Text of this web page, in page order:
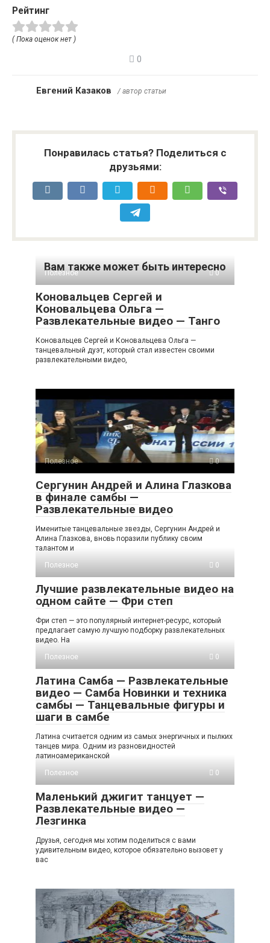
Рейтинг
( Пока оценок нет )
0
Евгений Казаков / автор статьи
Понравилась статья? Поделиться с
друзьями:
Вам также может быть интересно
Полезное 0
Коновальцев Сергей и
Коновальцева Ольга —
Развлекательные видео — Танго
Коновальцев Сергей и Коновальцева Ольга —
танцевальный дуэт, который стал известен своими
развлекательными видео,
Полезное 0
Сергунин Андрей и Алина Глазкова
в финале самбы —
Развлекательные видео
Именитые танцевальные звезды, Сергунин Андрей и
Алина Глазкова, вновь поразили публику своим
талантом и
Полезное
0
Лучшие развлекательные видео на
одном сайте — Фри степ
Фри степ — это популярный интернет-ресурс, который
предлагает самую лучшую подборку развлекательных
видео. На
Полезное
0
Латина Самба — Развлекательные
видео — Самба Новинки и техника
самбы — Танцевальные фигуры и
шаги в самбе
Латина считается одним из самых энергичных и пылких
танцев мира. Одним из разновидностей
латиноамериканской
Полезное
0
Маленький джигит танцует —
Развлекательные видео —
Лезгинка
Друзья, сегодня мы хотим поделиться с вами
удивительным видео, которое обязательно вызовет у
вас